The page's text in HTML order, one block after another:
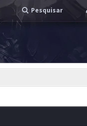
Pesquisar